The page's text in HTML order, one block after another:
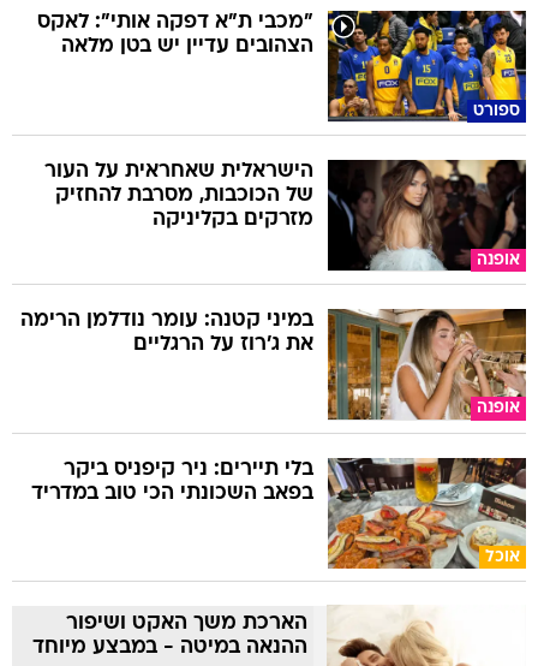
ספורט
"מכבי ת"א דפקה אותי": לאקס
הצהובים עדיין יש בטן מלאה
אופנה
הישראלית שאחראית על העור
של הכוכבות, מסרבת להחזיק
מזרקים בקליניקה
אופנה
במיני קטנה: עומר נודלמן הרימה
את ג'רוז על הרגליים
אוכל
בלי תיירים: ניר קיפניס ביקר
בפאב השכונתי הכי טוב במדריד
הארכת משך האקט ושיפור
ההנאה במיטה - במבצע מיוחד